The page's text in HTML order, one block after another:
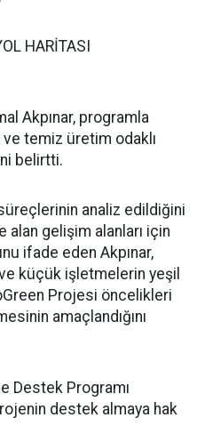
HARİTASI
Akpınar, programla
temiz üretim odaklı
belirtti.
analiz edildiğini
gelişim alanları için
ifade eden Akpınar,
küçük işletmelerin yeşil
Projesi öncelikleri
amaçlandığını
Destek Programı
destek almaya hak